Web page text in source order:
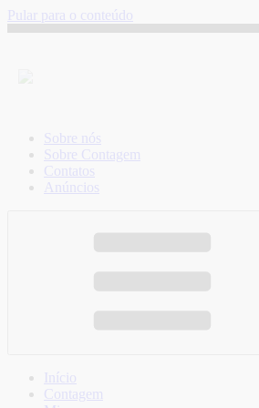
Pular para o conteúdo
Sobre nós
Sobre Contagem
Contatos
Anúncios
Início
Contagem